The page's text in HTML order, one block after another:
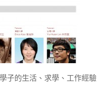
子的生活、求學、工作經驗